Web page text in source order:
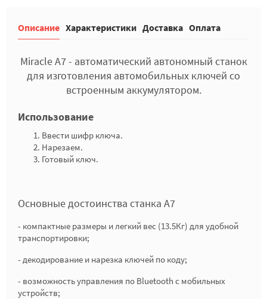
Описание Характеристики Доставка Оплата
Miracle A7 - автоматический автономный станок
для изготовления автомобильных ключей со
встроенным аккумулятором.
Использование
Ввести шифр ключа.
Нарезаем.
Готовый ключ.
Основные достоинства станка A7
- компактные размеры и легкий вес (13.5Кг) для удобной
транспортировки;
- декодирование и нарезка ключей по коду;
- возможность управления по Bluetooth с мобильных
устройств;